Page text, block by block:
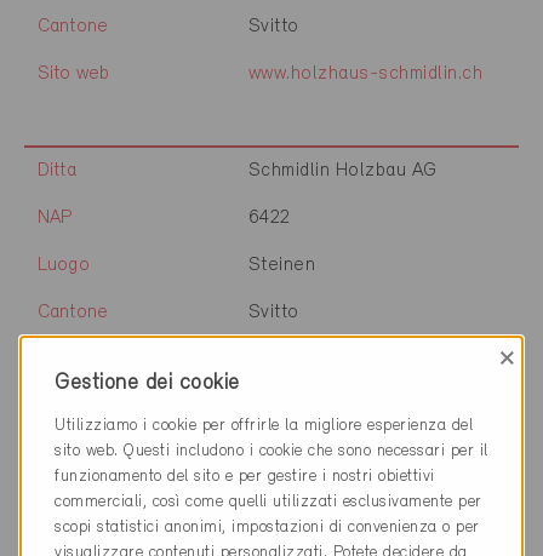
Cantone Svitto
Sito web www.holzhaus-schmidlin.ch
Ditta Schmidlin Holzbau AG
NAP 6422
Luogo Steinen
Cantone Svitto
Ditta
Schmid Partner Architekten
GmbH
NAP 6440
Gestione dei cookie
×
Utilizziamo i cookie per offrirle la migliore esperienza del
sito web. Questi includono i cookie che sono necessari per il
funzionamento del sito e per gestire i nostri obiettivi
commerciali, così come quelli utilizzati esclusivamente per
scopi statistici anonimi, impostazioni di convenienza o per